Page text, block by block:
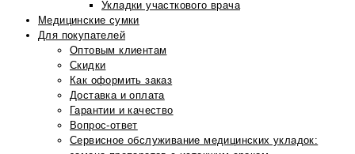
Укладки участкового врача
Медицинские сумки
Для покупателей
Оптовым клиентам
Скидки
Как оформить заказ
Доставка и оплата
Гарантии и качество
Вопрос-ответ
Сервисное обслуживание медицинских укладок: